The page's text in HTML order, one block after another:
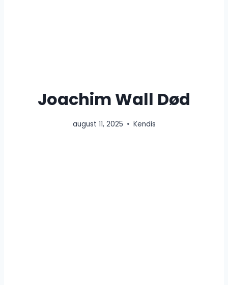
Joachim Wall Død
august 11, 2025 Kendis